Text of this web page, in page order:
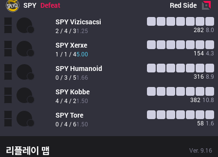
SPY Defeat RedSide
SPYVizicsacsi
2 / 4 / 31.25 282 8.0
SPYXerxe
1 / 1 / 45.00 154 4.3
SPY Humanoid
0 / 3 / 51.66 316 8.9
SPY Kobbe
4 / 4 / 21.50 382 10.8
SPYTore
0 / 4 / 61.50 58 1.6
리플레이 맵 Ver. 9.16